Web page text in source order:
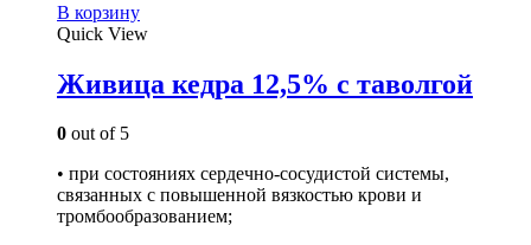
В корзину
Quick View
Живица кедра 12,5% с таволгой
0 out of 5
• при состояниях сердечно-сосудистой системы,
связанных с повышенной вязкостью крови и
тромбообразованием;